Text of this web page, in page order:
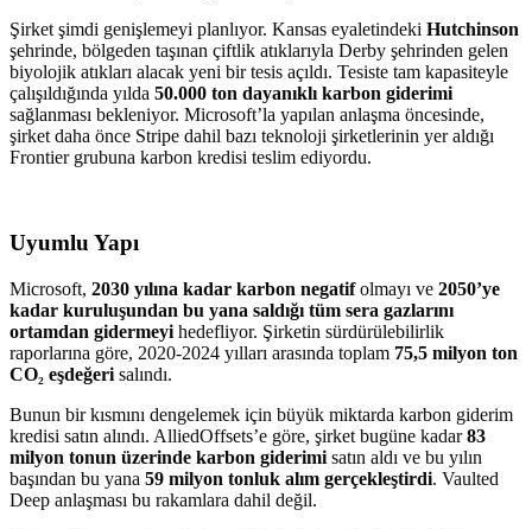
Şirket şimdi genişlemeyi planlıyor. Kansas eyaletindeki Hutchinson
şehrinde, bölgeden taşınan çiftlik atıklarıyla Derby şehrinden gelen
biyolojik atıkları alacak yeni bir tesis açıldı. Tesiste tam kapasiteyle
çalışıldığında yılda 50.000 ton dayanıklı karbon giderimi
sağlanması bekleniyor. Microsoft’la yapılan anlaşma öncesinde,
şirket daha önce Stripe dahil bazı teknoloji şirketlerinin yer aldığı
Frontier grubuna karbon kredisi teslim ediyordu.
Uyumlu Yapı
Microsoft, 2030 yılına kadar karbon negatifolmayı ve 2050’ye
kadar kuruluşundan bu yana saldığı tüm sera gazlarını
ortamdan gidermeyi hedefliyor. Şirketin sürdürülebilirlik
raporlarına göre, 2020-2024 yılları arasında toplam 75,5 milyon ton
CO₂ eşdeğeri salındı.
Bunun bir kısmını dengelemek için büyük miktarda karbon giderim
kredisi satın alındı. AlliedOffsets’e göre, şirket bugüne kadar83
milyon tonun üzerinde karbon giderimi satın aldı ve bu yılın
başından bu yana 59 milyon tonluk alım gerçekleştirdi. Vaulted
Deep anlaşması bu rakamlara dahil değil.